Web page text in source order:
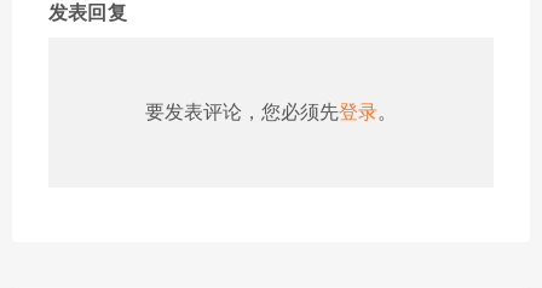
发表回复
要发表评论，您必须先登录。